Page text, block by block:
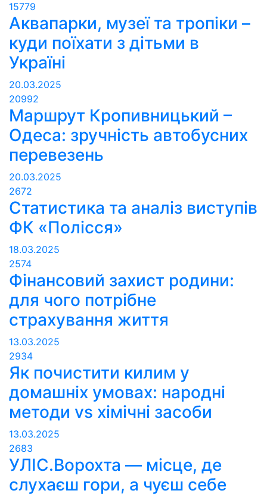
15779
Аквапарки, музеї та тропіки –
куди поїхати з дітьми в
Україні
20.03.2025
20992
Маршрут Кропивницький –
Одеса: зручність автобусних
перевезень
20.03.2025
2672
Статистика та аналіз виступів
ФК «Полісся»
18.03.2025
2574
Фінансовий захист родини:
для чого потрібне
страхування життя
13.03.2025
2934
Як почистити килим у
домашніх умовах: народні
методи vs хімічні засоби
13.03.2025
2683
УЛІС.Ворохта — місце, де
слухаєш гори, а чуєш себе